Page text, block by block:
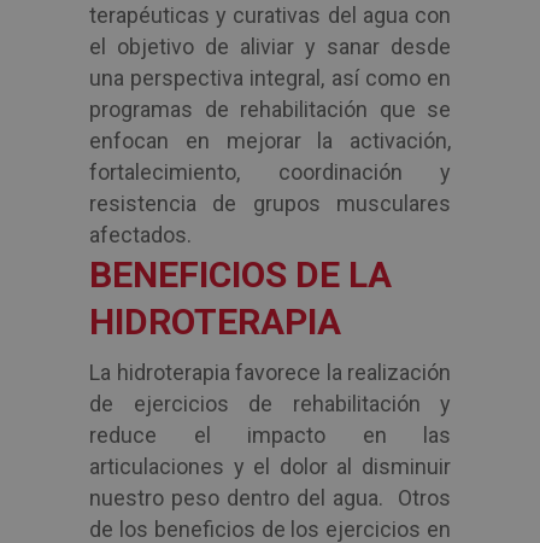
terapéuticas y curativas del agua con
el objetivo de aliviar y sanar desde
una perspectiva integral, así como en
programas de rehabilitación que se
enfocan en mejorar la activación,
fortalecimiento, coordinación y
resistencia de grupos musculares
afectados.
BENEFICIOS DE LA
HIDROTERAPIA
La hidroterapia favorece la realización
de ejercicios de rehabilitación y
reduce el impacto en las
articulaciones y el dolor al disminuir
nuestro peso dentro del agua. Otros
de los beneficios de los ejercicios en